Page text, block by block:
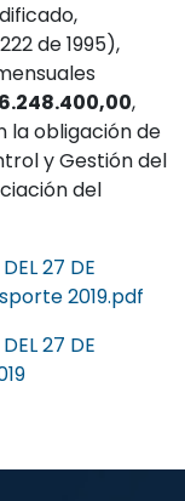
de 1995),
,
la obligación de
y Gestión del
del
27 DE
2019.pdf
27 DE